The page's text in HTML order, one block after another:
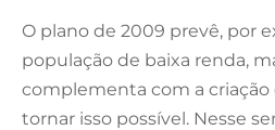
O plano de 2009 prevê, por
população de baixa renda,
complementa com a criação
tornar isso possível. Nesse